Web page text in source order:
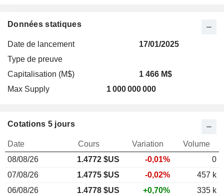
Données statiques
Date de lancement
17/01/2025
Type de preuve
Capitalisation (M$)
1 466 M$
Max Supply
1 000 000 000
Cotations 5 jours
Date Cours Variation
Volume
08/08/26
1.4772 $US -0,01%
0
07/08/26
1.4775 $US -0,02%
457 k
06/08/26
1.4778 $US +0,70%
335 k